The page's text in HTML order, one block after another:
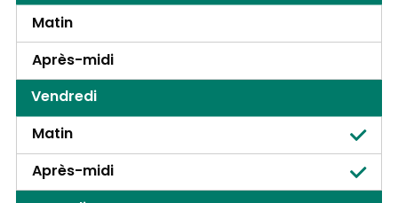
Matin
Après-midi
Vendredi
Matin
Après-midi